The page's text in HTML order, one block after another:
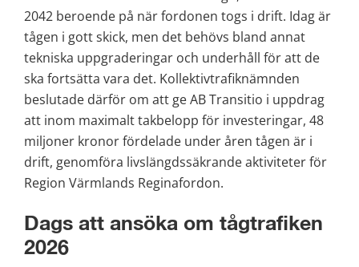
2042 beroende på när fordonen togs i drift. Idag är
tågen i gott skick, men det behövs bland annat
tekniska uppgraderingar och underhåll för att de
ska fortsätta vara det. Kollektivtrafiknämnden
beslutade därför om att ge AB Transitio i uppdrag
att inom maximalt takbelopp för investeringar, 48
miljoner kronor fördelade under åren tågen är i
drift, genomföra livslängdssäkrande aktiviteter för
Region Värmlands Reginafordon.
Dags att ansöka om tågtrafiken
2026